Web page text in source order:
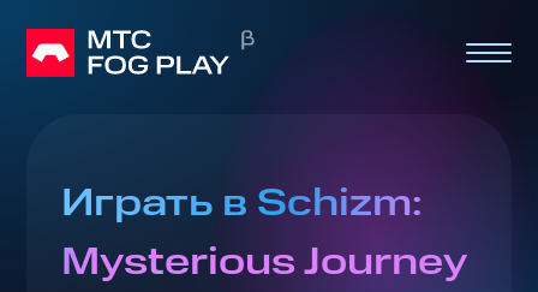
Играть в Schizm:
Mysterious Journey